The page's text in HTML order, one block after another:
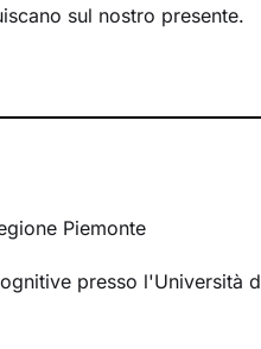
sul nostro presente.
potrai
attuali, e di riscoprire
e comportamento utili
Piemonte
presso l'Università